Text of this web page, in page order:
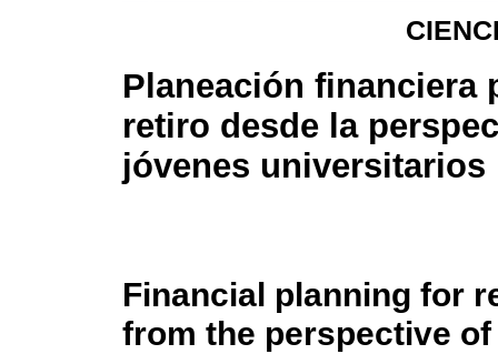
Planeación financiera
retiro desde la
jóvenes universitarios
Financial planning for
from the perspective